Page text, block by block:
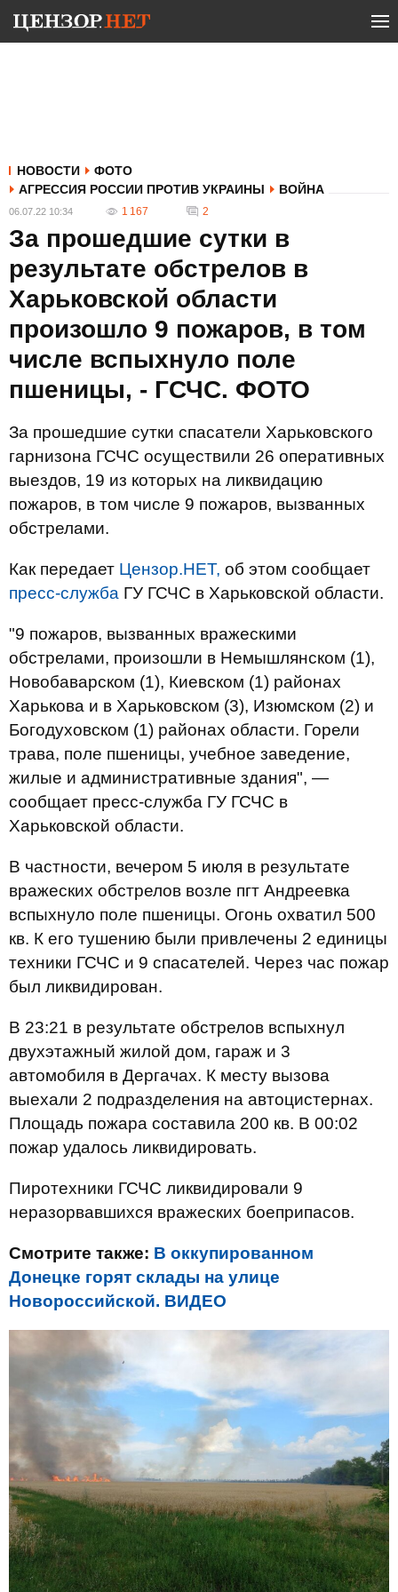
НОВОСТИ
ФОТО
АГРЕССИЯ РОССИИ ПРОТИВ УКРАИНЫ
ВОЙНА
06.07.22 10:34 1 167 2
За прошедшие сутки в
результате обстрелов в
Харьковской области
произошло 9 пожаров, в том
числе вспыхнуло поле
пшеницы, - ГСЧС. ФОТО
За прошедшие сутки спасатели Харьковского
гарнизона ГСЧС осуществили 26 оперативных
выездов, 19 из которых на ликвидацию
пожаров, в том числе 9 пожаров, вызванных
обстрелами.
Как передает Цензор.НЕТ, об этом сообщает
пресс-служба ГУ ГСЧС в Харьковской области.
"9 пожаров, вызванных вражескими
обстрелами, произошли в Немышлянском (1),
Новобаварском (1), Киевском (1) районах
Харькова и в Харьковском (3), Изюмском (2) и
Богодуховском (1) районах области. Горели
трава, поле пшеницы, учебное заведение,
жилые и административные здания", —
сообщает пресс-служба ГУ ГСЧС в
Харьковской области.
В частности, вечером 5 июля в результате
вражеских обстрелов возле пгт Андреевка
вспыхнуло поле пшеницы. Огонь охватил 500
кв. К его тушению были привлечены 2 единицы
техники ГСЧС и 9 спасателей. Через час пожар
был ликвидирован.
В 23:21 в результате обстрелов вспыхнул
двухэтажный жилой дом, гараж и 3
автомобиля в Дергачах. К месту вызова
выехали 2 подразделения на автоцистернах.
Площадь пожара составила 200 кв. В 00:02
пожар удалось ликвидировать.
Пиротехники ГСЧС ликвидировали 9
неразорвавшихся вражеских боеприпасов.
Смотрите также: В оккупированном
Донецке горят склады на улице
Новороссийской. ВИДЕО